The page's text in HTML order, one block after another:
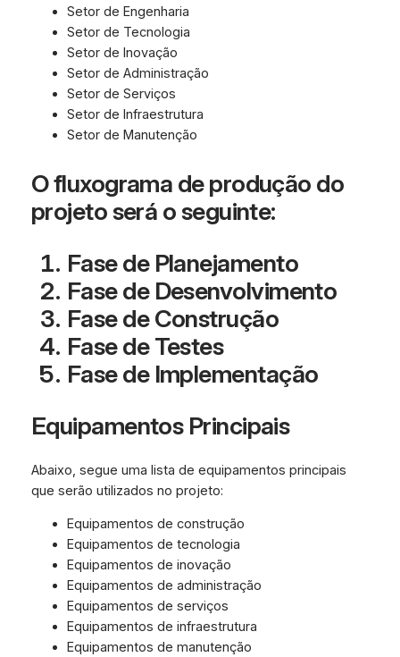
Setor de Engenharia
Setor de Tecnologia
Setor de Inovação
Setor de Administração
Setor de Serviços
Setor de Infraestrutura
Setor de Manutenção
O fluxograma de produção do
projeto será o seguinte:
Fase de Planejamento
Fase de Desenvolvimento
Fase de Construção
Fase de Testes
Fase de Implementação
Equipamentos Principais
Abaixo, segue uma lista de equipamentos principais
que serão utilizados no projeto:
Equipamentos de construção
Equipamentos de tecnologia
Equipamentos de inovação
Equipamentos de administração
Equipamentos de serviços
Equipamentos de infraestrutura
Equipamentos de manutenção